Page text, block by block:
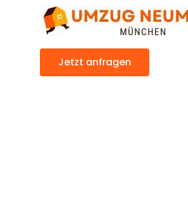
Jetzt anfragen